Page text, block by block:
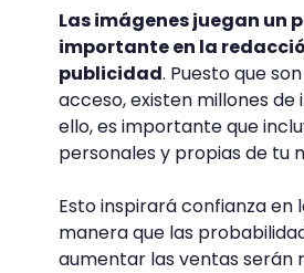
Las imágenes juegan un
importante en la
publicidad. Puesto que
acceso, existen millones de
ello, es importante que
personales y propias de tu
Esto inspirará confianza en
manera que las
aumentar las ventas serán